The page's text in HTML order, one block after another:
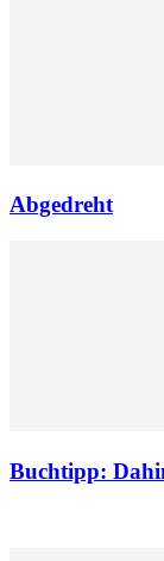
Abgedreht
Buchtipp: